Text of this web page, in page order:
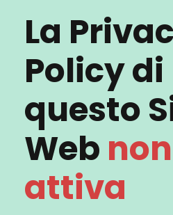
La
Policy di
questo
Web
attiva